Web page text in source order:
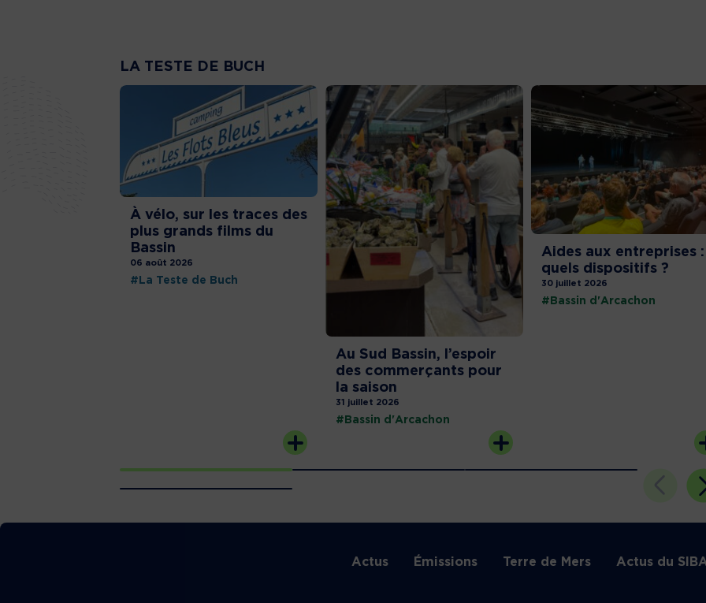
LA TESTE DE BUCH
À vélo, sur les traces des
plus grands films du
Bassin
06 août 2026
#La Teste de Buch
Au Sud Bassin, l’espoir
des commerçants pour
la saison
31 juillet 2026
#Bassin d'Arcachon
Aides aux entreprises :
quels dispositifs ?
30 juillet 2026
#Bassin d'Arcachon
Actus Émissions Terre de Mers Actus du